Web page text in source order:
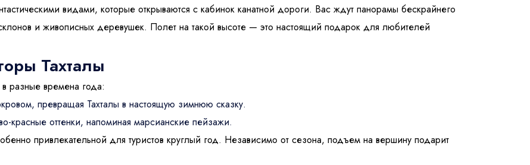
видами, которые открываются с кабинок канатной дороги. Вас ждут панорамы бескрайнего
и живописных деревушек. Полет на такой высоте — это настоящий подарок для любителей
Тахталы
в разные времена года:
превращая Тахталы в настоящую зимнюю сказку.
красные оттенки, напоминая марсианские пейзажи.
привлекательной для туристов круглый год. Независимо от сезона, подъем на вершину подарит
2
страны) / Telegram / WhatsApp